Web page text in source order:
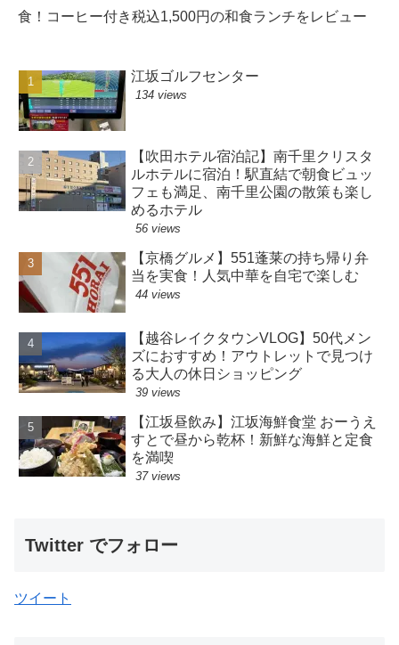
食！コーヒー付き税込1,500円の和食ランチをレビュー
江坂ゴルフセンター
134 views
【吹田ホテル宿泊記】南千里クリスタ
ルホテルに宿泊！駅直結で朝食ビュッ
フェも満足、南千里公園の散策も楽し
めるホテル
56 views
【京橋グルメ】551蓬莱の持ち帰り弁
当を実食！人気中華を自宅で楽しむ
44 views
【越谷レイクタウンVLOG】50代メン
ズにおすすめ！アウトレットで見つけ
る大人の休日ショッピング
39 views
【江坂昼飲み】江坂海鮮食堂 おーうえ
すとで昼から乾杯！新鮮な海鮮と定食
を満喫
37 views
Twitter でフォロー
ツイート